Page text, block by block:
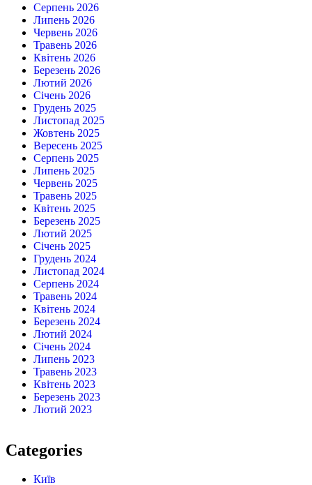
Серпень 2026
Липень 2026
Червень 2026
Травень 2026
Квітень 2026
Березень 2026
Лютий 2026
Січень 2026
Грудень 2025
Листопад 2025
Жовтень 2025
Вересень 2025
Серпень 2025
Липень 2025
Червень 2025
Травень 2025
Квітень 2025
Березень 2025
Лютий 2025
Січень 2025
Грудень 2024
Листопад 2024
Серпень 2024
Травень 2024
Квітень 2024
Березень 2024
Лютий 2024
Січень 2024
Липень 2023
Травень 2023
Квітень 2023
Березень 2023
Лютий 2023
Categories
Київ